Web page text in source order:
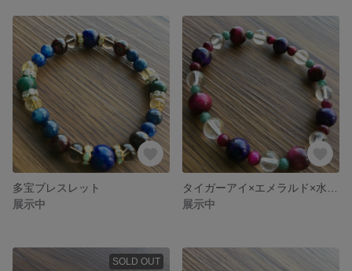
多宝ブレスレット
展示中
展示中
SOLD OUT